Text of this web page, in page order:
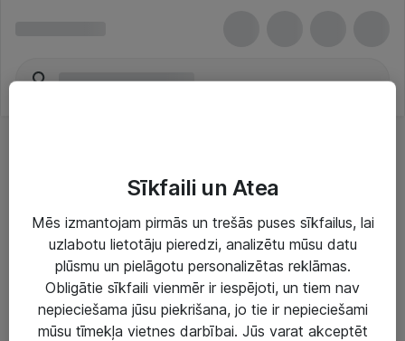
Risinājumi & Pakalpojumi
IT serviss un atbalsts
IT infrastruktūra
Sīkfaili un Atea
Mēs izmantojam pirmās un trešās puses sīkfailus, lai
uzlabotu lietotāju pieredzi, analizētu mūsu datu
plūsmu un pielāgotu personalizētas reklāmas.
Obligātie sīkfaili vienmēr ir iespējoti, un tiem nav
nepieciešama jūsu piekrišana, jo tie ir nepieciešami
mūsu tīmekļa vietnes darbībai. Jūs varat akceptēt